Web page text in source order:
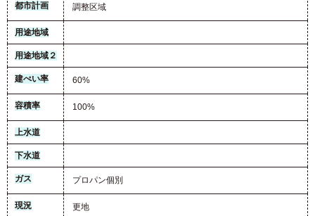
都市計画 調整区域
用途地域
用途地域２
建ぺい率 60%
容積率 100%
上水道
下水道
ガス プロパン個別
現況 更地